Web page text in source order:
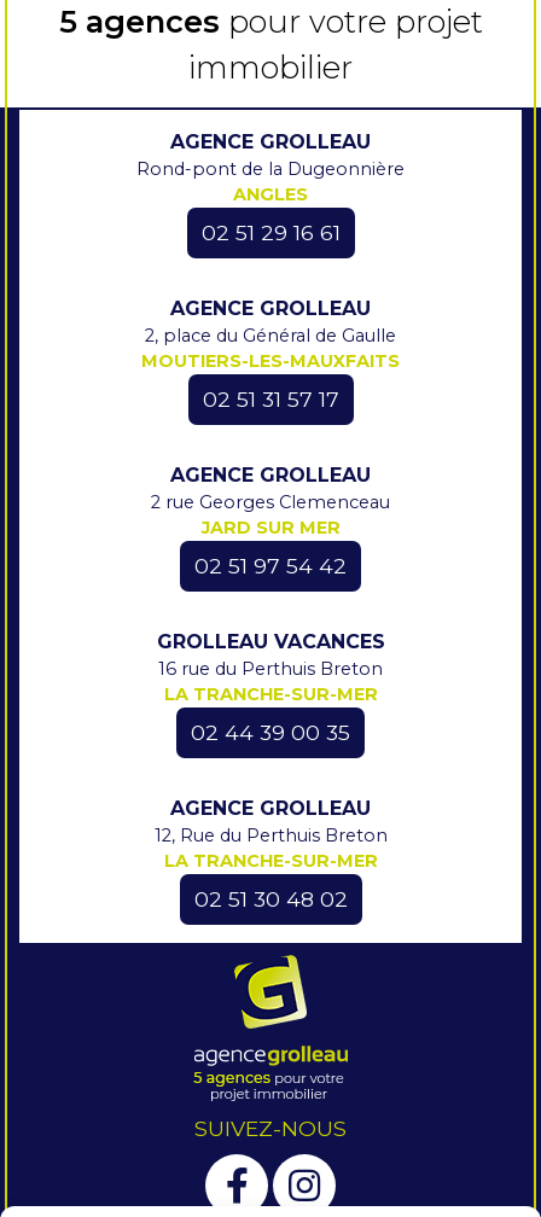
5 agences pour votre projet
immobilier
AGENCE GROLLEAU
Rond-pont de la Dugeonnière
ANGLES
02 51 29 16 61
AGENCE GROLLEAU
2, place du Général de Gaulle
MOUTIERS-LES-MAUXFAITS
02 51 31 57 17
AGENCE GROLLEAU
2 rue Georges Clemenceau
JARD SUR MER
02 51 97 54 42
GROLLEAU VACANCES
16 rue du Perthuis Breton
LA TRANCHE-SUR-MER
02 44 39 00 35
AGENCE GROLLEAU
12, Rue du Perthuis Breton
LA TRANCHE-SUR-MER
02 51 30 48 02
SUIVEZ-NOUS